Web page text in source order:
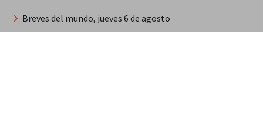
Breves del mundo, jueves 6 de agosto